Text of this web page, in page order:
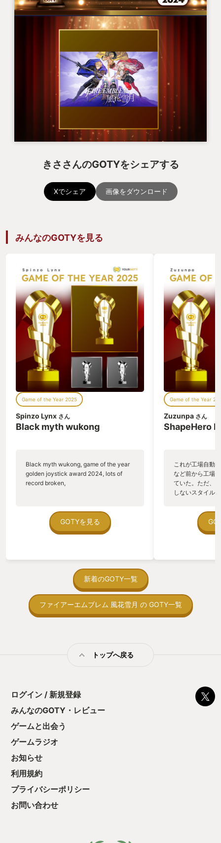
きささんのGOTYをシェアする
Xでシェア 画像をダウンロード
みんなのGOTYを見る
Game of the Year 2025
Spinzo Lynx さん
Black myth wukong
Black myth wukong, game of the year
golden joystick award 2024, lots of
record broken,
GOTYを見る
Game of the Year
Zuzunpa さん
ShapeHero
これが工場自動
など前から工場
ていた。ただ、
しないスタイル
ていた。 ただ
在を知ってから
う。気になる。
トコンベアの配
ん！このゲーム
向けか？という
型のローグライ
をクリアしたら
う気持ちを揺る
新着のGOTY一覧
ファイアーエムブレム 風花雪月 の GOTY一覧
トップへ戻る
ログイン / 新規登録
みんなのGOTY・レビュー
ゲームと出会う
ゲームラジオ
お知らせ
利用規約
プライバシーポリシー
お問い合わせ